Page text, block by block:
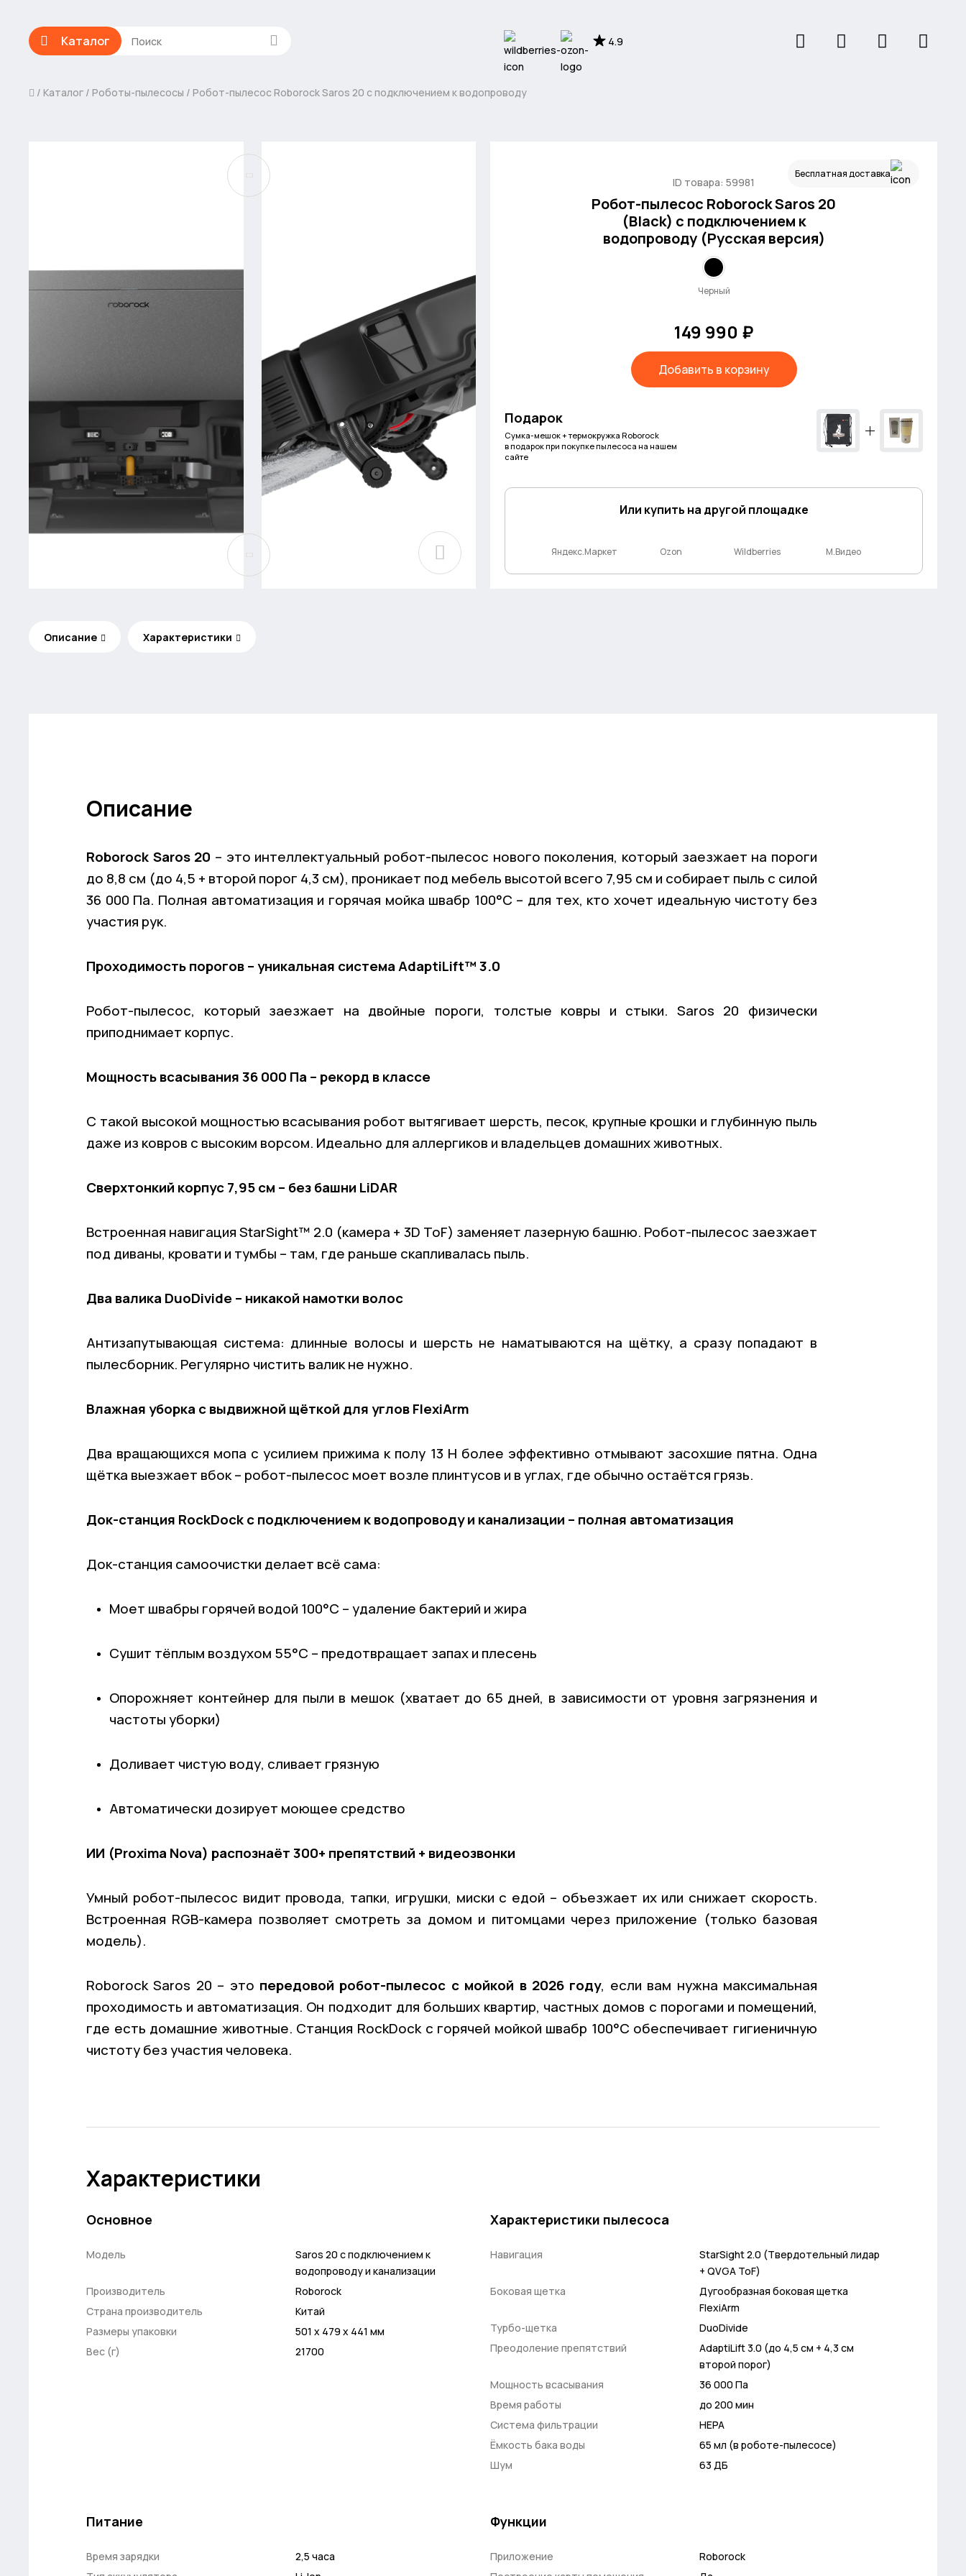
Каталог 4.9
Каталог Роботы-пылесосы Робот-пылесос Roborock Saros 20 с подключением к водопроводу
Бесплатная доставка
ID товара: 59981
Робот-пылесос Roborock Saros 20
(Black) с подключением к
водопроводу (Русская версия)
Черный
149 990 ₽
Добавить в корзину
Подарок
Сумка-мешок + термокружка Roborock
в подарок при покупке пылесоса на нашем
сайте
Или купить на другой площадке
Яндекс.Маркет Ozon Wildberries М.Видео
Описание Характеристики
Описание
Roborock Saros 20 – это интеллектуальный робот-пылесос нового поколения, который заезжает на пороги
до 8,8 см (до 4,5 + второй порог 4,3 см), проникает под мебель высотой всего 7,95 см и собирает пыль с силой
36 000 Па. Полная автоматизация и горячая мойка швабр 100°C – для тех, кто хочет идеальную чистоту без
участия рук.
Проходимость порогов – уникальная система AdaptiLift™ 3.0
Робот-пылесос, который заезжает на двойные пороги, толстые ковры и стыки. Saros 20 физически
приподнимает корпус.
Мощность всасывания 36 000 Па – рекорд в классе
С такой высокой мощностью всасывания робот вытягивает шерсть, песок, крупные крошки и глубинную пыль
даже из ковров с высоким ворсом. Идеально для аллергиков и владельцев домашних животных.
Сверхтонкий корпус 7,95 см – без башни LiDAR
Встроенная навигация StarSight™ 2.0 (камера + 3D ToF) заменяет лазерную башню. Робот-пылесос заезжает
под диваны, кровати и тумбы – там, где раньше скапливалась пыль.
Два валика DuoDivide – никакой намотки волос
Антизапутывающая система: длинные волосы и шерсть не наматываются на щётку, а сразу попадают в
пылесборник. Регулярно чистить валик не нужно.
Влажная уборка с выдвижной щёткой для углов FlexiArm
Два вращающихся мопа с усилием прижима к полу 13 Н более эффективно отмывают засохшие пятна. Одна
щётка выезжает вбок – робот-пылесос моет возле плинтусов и в углах, где обычно остаётся грязь.
Док-станция RockDock с подключением к водопроводу и канализации – полная автоматизация
Док-станция самоочистки делает всё сама:
Моет швабры горячей водой 100°C – удаление бактерий и жира
Сушит тёплым воздухом 55°C – предотвращает запах и плесень
Опорожняет контейнер для пыли в мешок (хватает до 65 дней, в зависимости от уровня загрязнения и
частоты уборки)
Доливает чистую воду, сливает грязную
Автоматически дозирует моющее средство
ИИ (Proxima Nova) распознаёт 300+ препятствий + видеозвонки
Умный робот-пылесос видит провода, тапки, игрушки, миски с едой – объезжает их или снижает скорость.
Встроенная RGB-камера позволяет смотреть за домом и питомцами через приложение (только базовая
модель).
Roborock Saros 20 – это передовой робот-пылесос с мойкой в 2026 году, если вам нужна максимальная
проходимость и автоматизация. Он подходит для больших квартир, частных домов с порогами и помещений,
где есть домашние животные. Станция RockDock с горячей мойкой швабр 100°C обеспечивает гигиеничную
чистоту без участия человека.
Характеристики
Основное
Модель
Saros 20 с подключением к
водопроводу и канализации
Производитель
Roborock
Страна производитель
Китай
Размеры упаковки
501 x 479 x 441 мм
Вес (г)
21700
Характеристики пылесоса
Навигация
StarSight 2.0 (Твердотельный лидар
+ QVGA ToF)
Боковая щетка
Дугообразная боковая щетка
FlexiArm
Турбо-щетка
DuoDivide
Преодоление препятствий
AdaptiLift 3.0 (до 4,5 см + 4,3 см
второй порог)
Мощность всасывания
36 000 Па
Время работы
до 200 мин
Система фильтрации
HEPA
Ёмкость бака воды
65 мл (в роботе-пылесосе)
Шум
63 ДБ
Питание
Время зарядки
2,5 часа
Функции
Приложение
Roborock